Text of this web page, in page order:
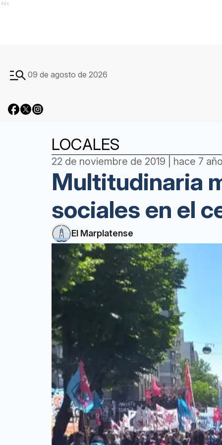
Ads
09 de agosto de 2026
LOCALES
22 de noviembre de 2019 | hace 7
Multitudinaria
sociales en el
El Marplatense